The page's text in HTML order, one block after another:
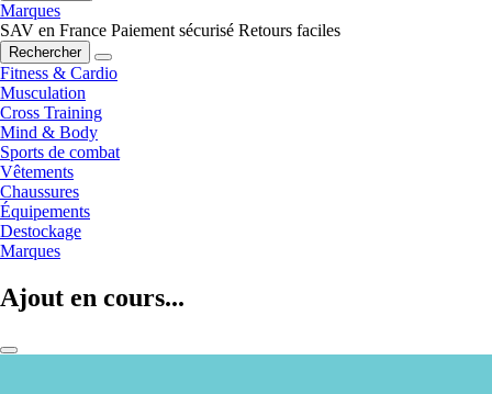
Marques
SAV en France Paiement sécurisé Retours faciles
Rechercher
Fitness & Cardio
Musculation
Cross Training
Mind & Body
Sports de combat
Vêtements
Chaussures
Équipements
Destockage
Marques
Ajout en cours...